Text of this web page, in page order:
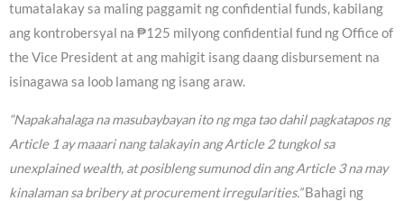
tumatalakay sa maling paggamit ng confidential funds, kabilang
ang kontrobersyal na ₱125 milyong confidential fund ng Office of
the Vice President at ang mahigit isang daang disbursement na
isinagawa sa loob lamang ng isang araw.
“Napakahalaga na masubaybayan ito ng mga tao dahil pagkatapos ng
Article 1 ay maaari nang talakayin ang Article 2 tungkol sa
unexplained wealth, at posibleng sumunod din ang Article 3 na may
kinalaman sa bribery at procurement irregularities.”Bahagi ng